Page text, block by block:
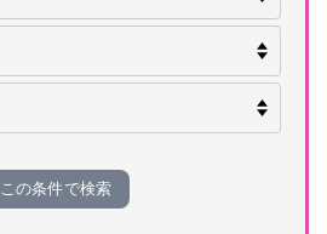
この条件で検索